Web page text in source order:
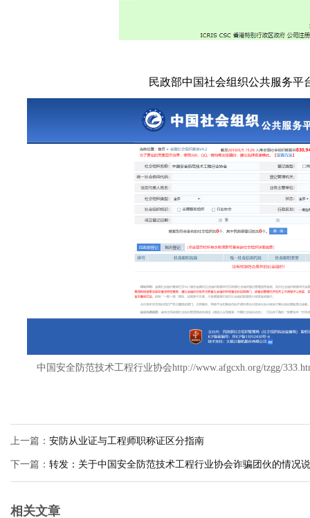
民政部中国社会组织公共服务平
中国安全防范技术工程行业协会http://www.afgcxh.org/tzgg/
上一篇： 安防从业证与工程师职称证区分指南
下一篇： 转发：关于中国安全防范技术工程行业协会诈骗团伙的情况
相关文章